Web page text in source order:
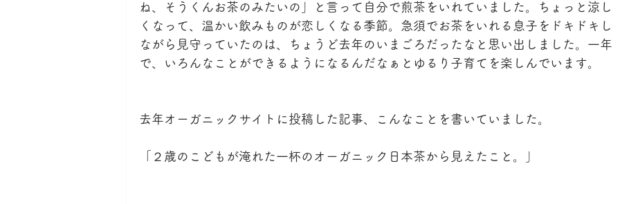
ね、そうくんお茶のみたいの」と言って自分で煎茶をいれていました。ちょっと涼し
くなって、温かい飲みものが恋しくなる季節。急須でお茶をいれる息子をドキドキし
ながら見守っていたのは、ちょうど去年のいまごろだったなと思い出しました。一年
で、いろんなことができるようになるんだなぁとゆるり子育てを楽しんでいます。
去年オーガニックサイトに投稿した記事、こんなことを書いていました。
「２歳のこどもが淹れた一杯のオーガニック日本茶から見えたこと。」